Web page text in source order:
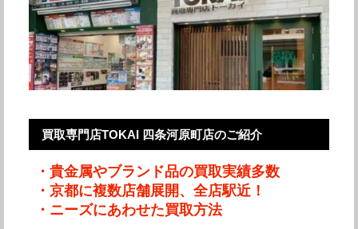
買取専門店TOKAI 四条河原町店のご紹介
・貴金属やブランド品の買取実績多数
・京都に複数店舗展開、全店駅近！
・ニーズにあわせた買取方法